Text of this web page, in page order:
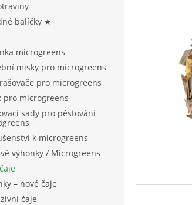
balíčky ★
microgreens
misky pro microgreens
pro microgreens
pro microgreens
sady pro pěstování
k microgreens
výhonky / Microgreens
– nové čaje
čaje